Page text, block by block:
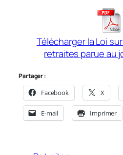
Télécharger la Loi
retraites parue au
Partager :
Facebook X
E-mail Imprimer